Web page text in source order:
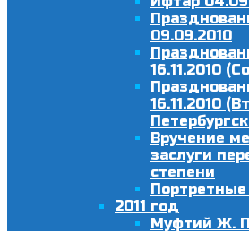
09.09.2010
16.11.2010
16.11.2010
Вручение
заслуги
степени
2011 год
Муфтий Ж.